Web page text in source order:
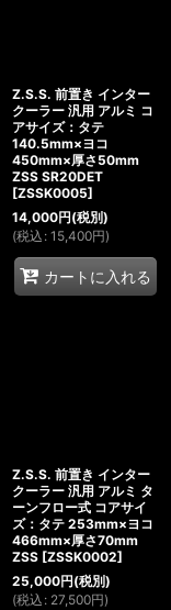
Z.S.S. 前置き インター
クーラー 汎用 アルミ コ
アサイズ：タテ
140.5mm×ヨコ
450mm×厚さ50mm
ZSS SR20DET
[ZSSK0005]
14,000円(税別)
(税込 : 15,400円)
カートに入れる
Z.S.S. 前置き インター
クーラー 汎用 アルミ タ
ーンフロー式 コアサイ
ズ：タテ 253mm×ヨコ
466mm×厚さ70mm
ZSS [ZSSK0002]
25,000円(税別)
(税込 : 27,500円)